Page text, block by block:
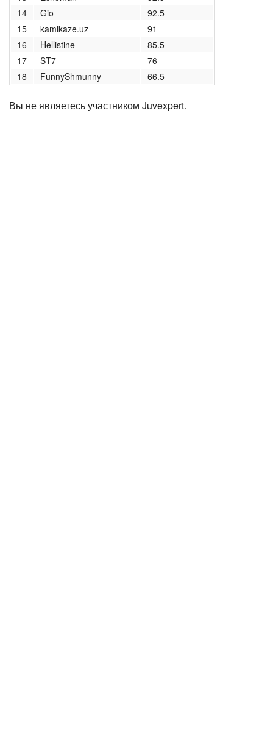
14
Gio
92.5
15
kamikaze.uz
91
16
Hellistine
85.5
17
ST7
76
18
FunnyShmunny 66.5
Вы не являетесь участником Juvexpert.